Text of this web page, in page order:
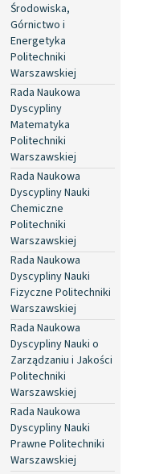
Środowiska,
Górnictwo i
Energetyka
Politechniki
Warszawskiej
Rada Naukowa
Dyscypliny
Matematyka
Politechniki
Warszawskiej
Rada Naukowa
Dyscypliny Nauki
Chemiczne
Politechniki
Warszawskiej
Rada Naukowa
Dyscypliny Nauki
Fizyczne Politechniki
Warszawskiej
Rada Naukowa
Dyscypliny Nauki o
Zarządzaniu i Jakości
Politechniki
Warszawskiej
Rada Naukowa
Dyscypliny Nauki
Prawne Politechniki
Warszawskiej